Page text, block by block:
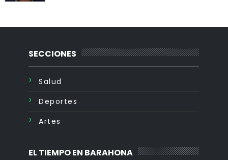
SECCIONES
Salud
Deportes
Artes
EL TIEMPO EN BARAHONA